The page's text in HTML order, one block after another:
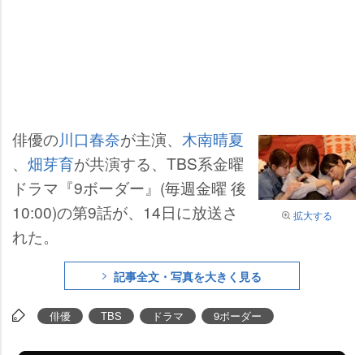
拡大する
俳優の川口春奈が主演、 木南晴夏
、 畑芽育が共演する、TBS系金曜
ドラマ『9ボーダー』(毎週金曜 後
10:00)の第9話が、14日に放送さ
れた。
記事全文・写真を大きく見る
俳優 TBS ドラマ 9ボーダー